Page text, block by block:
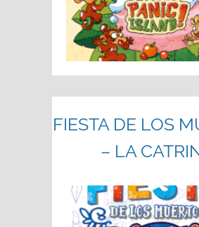
FIESTA DE LOS
– LA